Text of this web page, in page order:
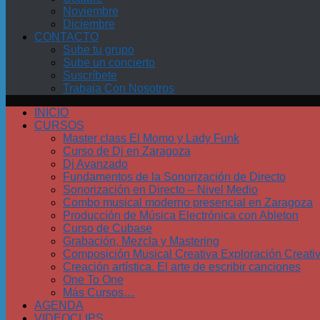
Noviembre
Diciembre
CONTACTO
Sube tu grupo
Sube un concierto
Suscríbete
Trabaja Con Nosotros
INICIO
CURSOS
Master class El Momo y Lady Funk
Curso de Dj en Zaragoza
Dj Avanzado
Fundamentos de la Sonorización de Directo
Sonorización en Directo – Nivel Medio
Combo musical moderno presencial en Zaragoza
Producción de Música Electrónica con Ableton
Curso de Cubase
Grabación, Mezcla y Mastering
Composición Musical Creativa Exploración
Creación artística. El arte de escribir canciones
One To One
Más Cursos…
AGENDA